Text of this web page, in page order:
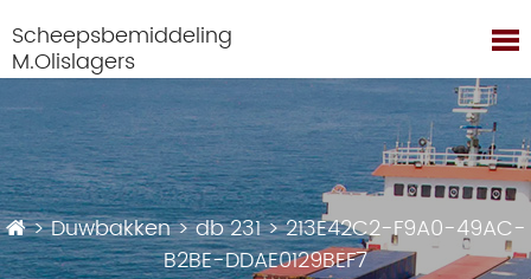
Scheepsbemiddeling
M.Olislagers
>Duwbakken>db 231>213E42C2-F9A0-49AC-
B2BE-DDAE0129BEF7